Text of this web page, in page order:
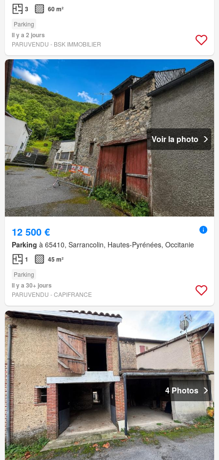
3 60 m²
Parking
Il y a 2 jours
PARUVENDU - BSK IMMOBILIER
Voir la photo
12 500 €
Parking à 65410, Sarrancolin, Hautes-Pyrénées, Occitanie
1 45 m²
Parking
Il y a 30+ jours
PARUVENDU - CAPIFRANCE
4 Photos